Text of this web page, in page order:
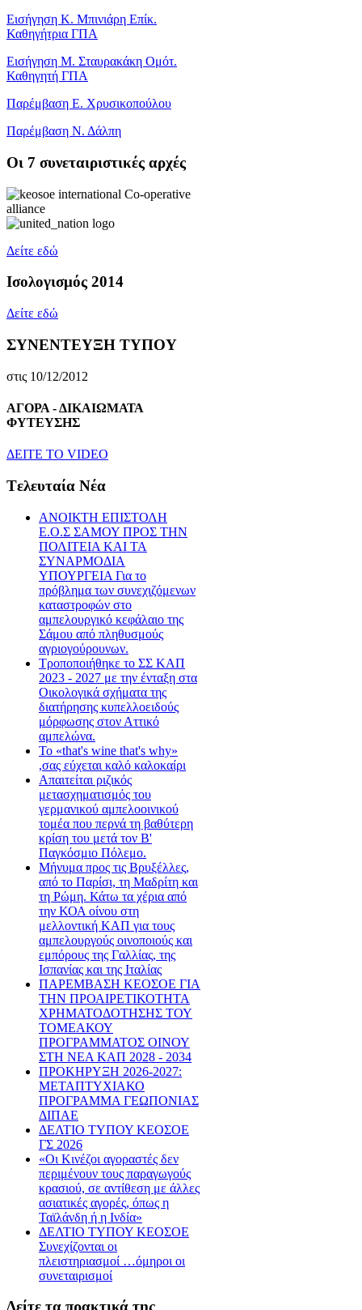
Εισήγηση Κ. Μπινιάρη Επίκ.
Καθηγήτρια ΓΠΑ
Εισήγηση Μ. Σταυρακάκη Ομότ.
Καθηγητή ΓΠΑ
Παρέμβαση Ε. Χρυσικοπούλου
Παρέμβαση Ν. Δάλπη
Oι 7 συνεταιριστικές αρχές
Δείτε εδώ
Ισολογισμός 2014
Δείτε εδώ
ΣΥΝΕΝΤΕΥΞΗ ΤΥΠΟΥ
στις 10/12/2012
ΑΓΟΡΑ - ΔΙΚΑΙΩΜΑΤΑ
ΦΥΤΕΥΣΗΣ
ΔEITE TO VIDEO
Tελευταία Nέα
ΑΝΟΙΚΤΗ ΕΠΙΣΤΟΛΗ
Ε.Ο.Σ ΣΑΜΟΥ ΠΡΟΣ ΤΗΝ
ΠΟΛΙΤΕΙΑ ΚΑΙ ΤΑ
ΣΥΝΑΡΜΟΔΙΑ
ΥΠΟΥΡΓΕΙΑ Για το
πρόβλημα των συνεχιζόμενων
καταστροφών στο
αμπελουργικό κεφάλαιο της
Σάμου από πληθυσμούς
αγριογούρουνων.
Τροποποιήθηκε το ΣΣ ΚΑΠ
2023 - 2027 με την ένταξη στα
Οικολογικά σχήματα της
διατήρησης κυπελλοειδούς
μόρφωσης στον Αττικό
αμπελώνα.
Το «that's wine that's why»
,σας εύχεται καλό καλοκαίρι
Απαιτείται ριζικός
μετασχηματισμός του
γερμανικού αμπελοοινικού
τομέα που περνά τη βαθύτερη
κρίση του μετά τον Β'
Παγκόσμιο Πόλεμο.
Μήνυμα προς τις Βρυξέλλες,
από το Παρίσι, τη Μαδρίτη και
τη Ρώμη. Κάτω τα χέρια από
την ΚΟΑ οίνου στη
μελλοντική ΚΑΠ για τους
αμπελουργούς οινοποιούς και
εμπόρους της Γαλλίας, της
Ισπανίας και της Ιταλίας
ΠΑΡΕΜΒΑΣΗ ΚΕΟΣΟΕ ΓΙΑ
ΤΗΝ ΠΡΟΑΙΡΕΤΙΚΟΤΗΤΑ
ΧΡΗΜΑΤΟΔΟΤΗΣΗΣ ΤΟΥ
ΤΟΜΕΑΚΟΥ
ΠΡΟΓΡΑΜΜΑΤΟΣ ΟΙΝΟΥ
ΣΤΗ ΝΕΑ ΚΑΠ 2028 - 2034
ΠΡΟΚΗΡΥΞΗ 2026-2027:
ΜΕΤΑΠΤΥΧΙΑΚΟ
ΠΡΟΓΡΑΜΜΑ ΓΕΩΠΟΝΙΑΣ
ΔΙΠΑΕ
ΔΕΛΤΙΟ ΤΥΠΟΥ ΚΕΟΣΟΕ
ΓΣ 2026
«Οι Κινέζοι αγοραστές δεν
περιμένουν τους παραγωγούς
κρασιού, σε αντίθεση με άλλες
ασιατικές αγορές, όπως η
Ταϊλάνδη ή η Ινδία»
ΔΕΛΤΙΟ ΤΥΠΟΥ ΚΕΟΣΟΕ
Συνεχίζονται οι
πλειστηριασμοί …όμηροι οι
συνεταιρισμοί
Δείτε τα πρακτικά της